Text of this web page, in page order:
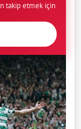
takip etmek için